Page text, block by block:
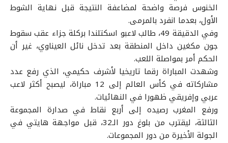
الخنوس فرصة واضحة لمضاعفة النتيجة قبل نهاية الشوط
الأول، بعدما انفرد بالمرمى.
وفي الدقيقة 49، طالب لاعبو اسكتلندا بركلة جزاء عقب سقوط
جون مكغين داخل المنطقة بعد تدخل نائل العيناوي، غير أن
الحكم أمر بمواصلة اللعب.
وشهدت المباراة رقما تاريخيا لأشرف حكيمي، الذي رفع عدد
مشاركاته في كأس العالم إلى 12 مباراة، ليصبح أكثر لاعب
عربي وإفريقي ظهورا في النهائيات.
ورفع المغرب رصيده إلى أربع نقاط في صدارة المجموعة
الثالثة، ليقترب من بلوغ دور الـ32، قبل مواجهة هايتي في
الجولة الأخيرة من دور المجموعات.